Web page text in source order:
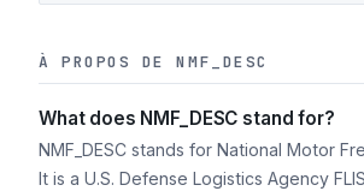
À PROPOS DE NMF_DESC
What does NMF_DESC stand for?
NMF_DESC stands for National Motor
It is a U.S. Defense Logistics Agency